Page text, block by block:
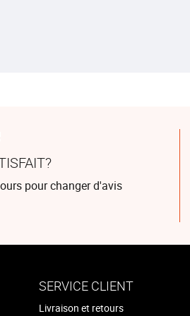
pour changer d'avis
SERVICE CLIENT
Livraison et retours